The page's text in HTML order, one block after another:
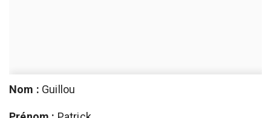
Nom : Guillou